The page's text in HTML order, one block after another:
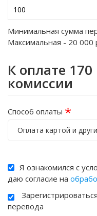
Минимальная сумма
Максимальная - 20 000
К оплате 170
комиссии
Способ оплаты *
Оплата картой и
Я ознакомился с
даю согласие на
перевода